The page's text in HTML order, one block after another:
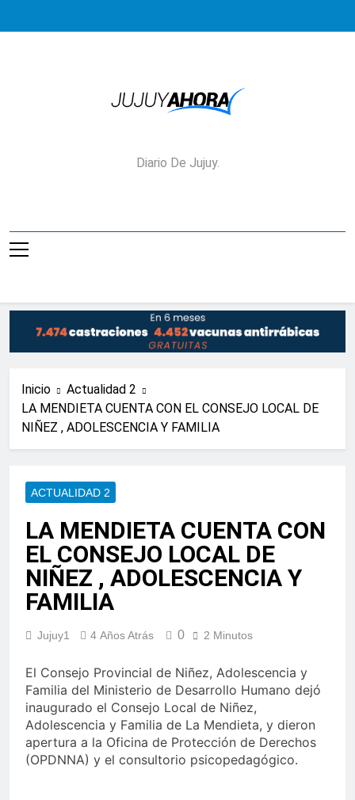
Jujuy Ahora!
Diario De Jujuy.
Inicio
Actualidad 2
LA MENDIETA CUENTA CON EL CONSEJO LOCAL DE
NIÑEZ , ADOLESCENCIA Y FAMILIA
ACTUALIDAD 2
LA MENDIETA CUENTA CON
EL CONSEJO LOCAL DE
NIÑEZ , ADOLESCENCIA Y
FAMILIA
Jujuy1 4 Años Atrás 0 2 Minutos
El Consejo Provincial de Niñez, Adolescencia y
Familia del Ministerio de Desarrollo Humano dejó
inaugurado el Consejo Local de Niñez,
Adolescencia y Familia de La Mendieta, y dieron
apertura a la Oficina de Protección de Derechos
(OPDNNA) y el consultorio psicopedagógico.